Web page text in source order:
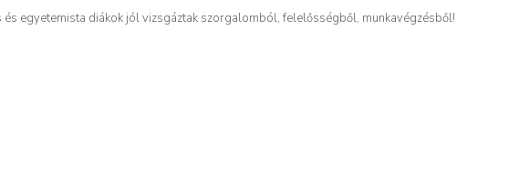
egyetemista diákok jól vizsgáztak szorgalomból, felelősségből, munkavégzésből!